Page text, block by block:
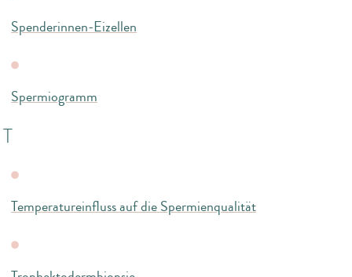
Spenderinnen-Eizellen
Spermiogramm
T
Temperatureinfluss auf die Spermienqualität